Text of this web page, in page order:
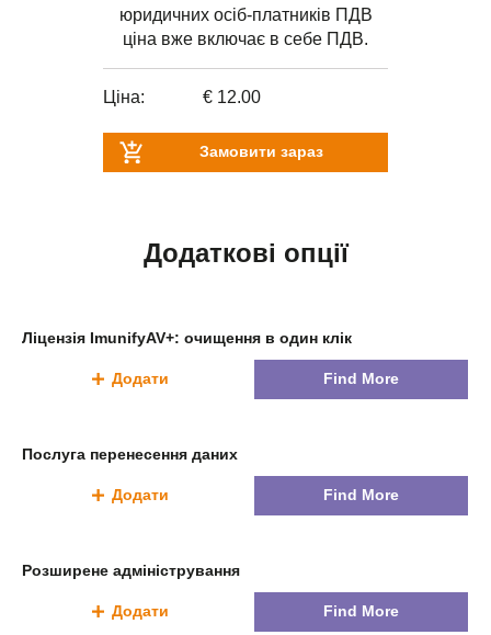
юридичних осіб-платників ПДВ
ціна вже включає в себе ПДВ.
Ціна: € 12.00
Замовити зараз
Додаткові опції
Ліцензія ImunifyAV+: очищення в один клік
Додати Find More
Послуга перенесення даних
Додати Find More
Розширене адміністрування
Додати Find More